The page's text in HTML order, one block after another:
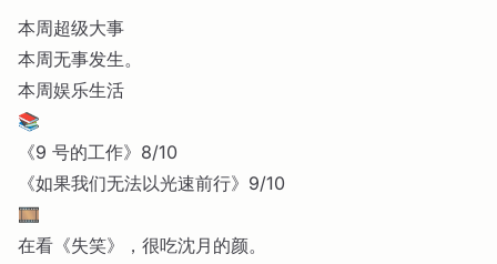
本周超级大事
本周无事发生。
本周娱乐生活
📚
《9 号的工作》8/10
《如果我们无法以光速前行》9/10
🎞️
在看《失笑》，很吃沈月的颜。